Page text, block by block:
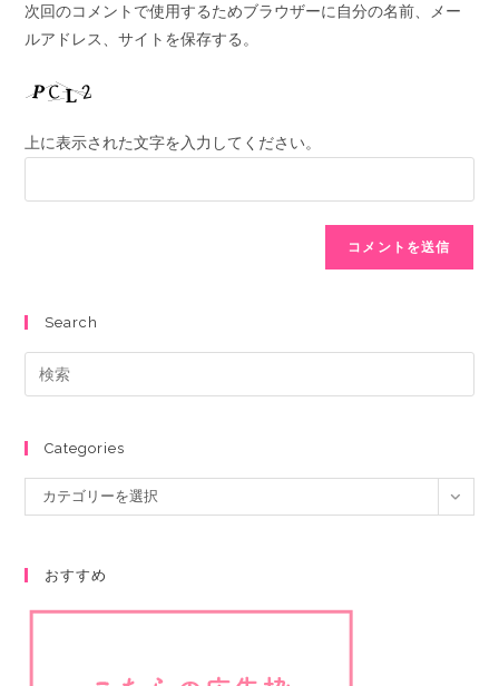
次回のコメントで使用するためブラウザーに自分の名前、メー
ルアドレス、サイトを保存する。
上に表示された文字を入力してください。
Search
Categories
カテゴリーを選択
おすすめ